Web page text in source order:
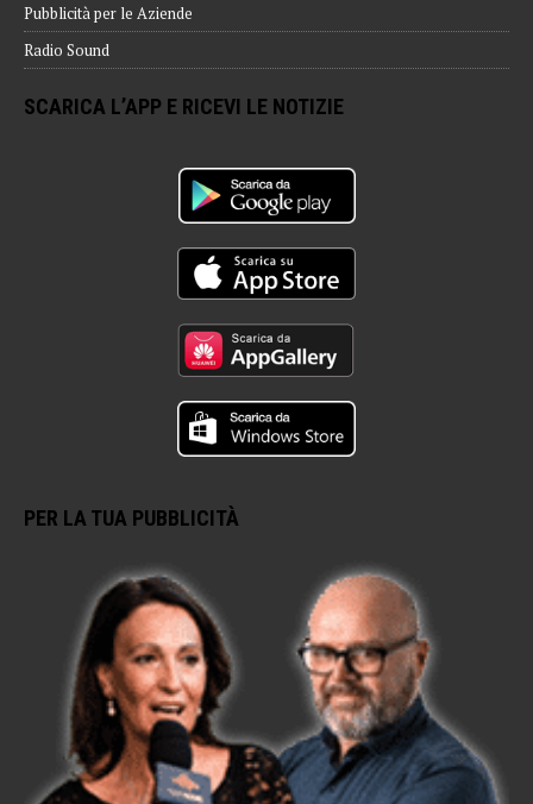
Pubblicità per le Aziende
Radio Sound
SCARICA L’APP E RICEVI LE NOTIZIE
PER LA TUA PUBBLICITÀ